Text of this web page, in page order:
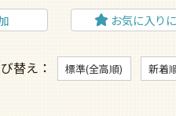
お気に入り
替え 標準(全高順) 新着